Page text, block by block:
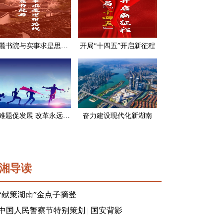
岳麓书院与实事求是思想路线 开局“十四五”开启新征程
破难题促发展 改革永远在路上 奋力建设现代化新湖南
导读
献策湖南”金点子摘登
国人民警察节特别策划 | 国安背影